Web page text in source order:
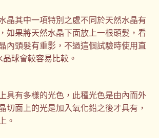
晶其中一項特別之處不同於天然水晶有
如果將天然水晶下面放上一根頭髮，看
內頭髮有重影，不過這個試驗時使用直
球會較容易比較。
具有多樣的光色，此種光色是由內而外
切面上的光是加入氧化鉛之後才具有，
。